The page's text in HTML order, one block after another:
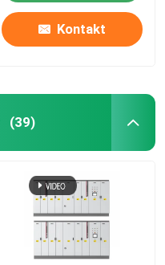
Kontakt
(39)